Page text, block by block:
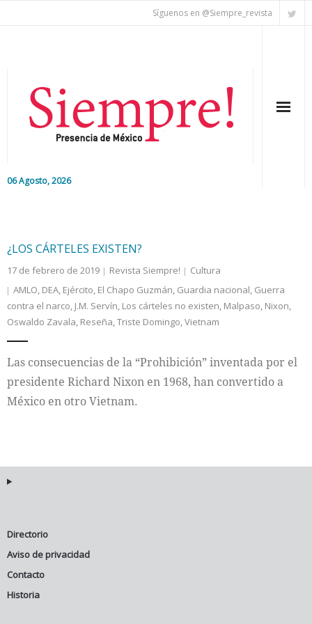
Síguenos en @Siempre_revista
06 Agosto, 2026
Editorial
Nacional
Colaboradores
Cultura
¿LOS CÁRTELES EXISTEN?
17 de febrero de 2019 Revista Siempre!
Cultura
AMLO, DEA, Ejército, El Chapo Guzmán, Guardia nacional, Guerra
contra el narco, J.M. Servín, Los cárteles no existen, Malpaso, Nixon,
Oswaldo Zavala, Reseña,Triste Domingo,Vietnam
Las consecuencias de la “Prohibición” inventada por el
presidente Richard Nixon en 1968, han convertido a
México en otro Vietnam.
Directorio
Aviso de privacidad
Contacto
Historia